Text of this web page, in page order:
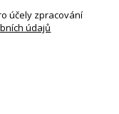
účely zpracování
údajů